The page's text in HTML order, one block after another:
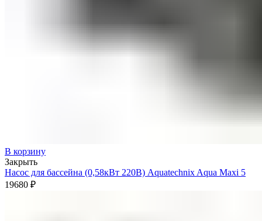
В корзину
Закрыть
Насос для бассейна (0,58кВт 220В) Aquatechnix Aqua Maxi 5
19680 ₽